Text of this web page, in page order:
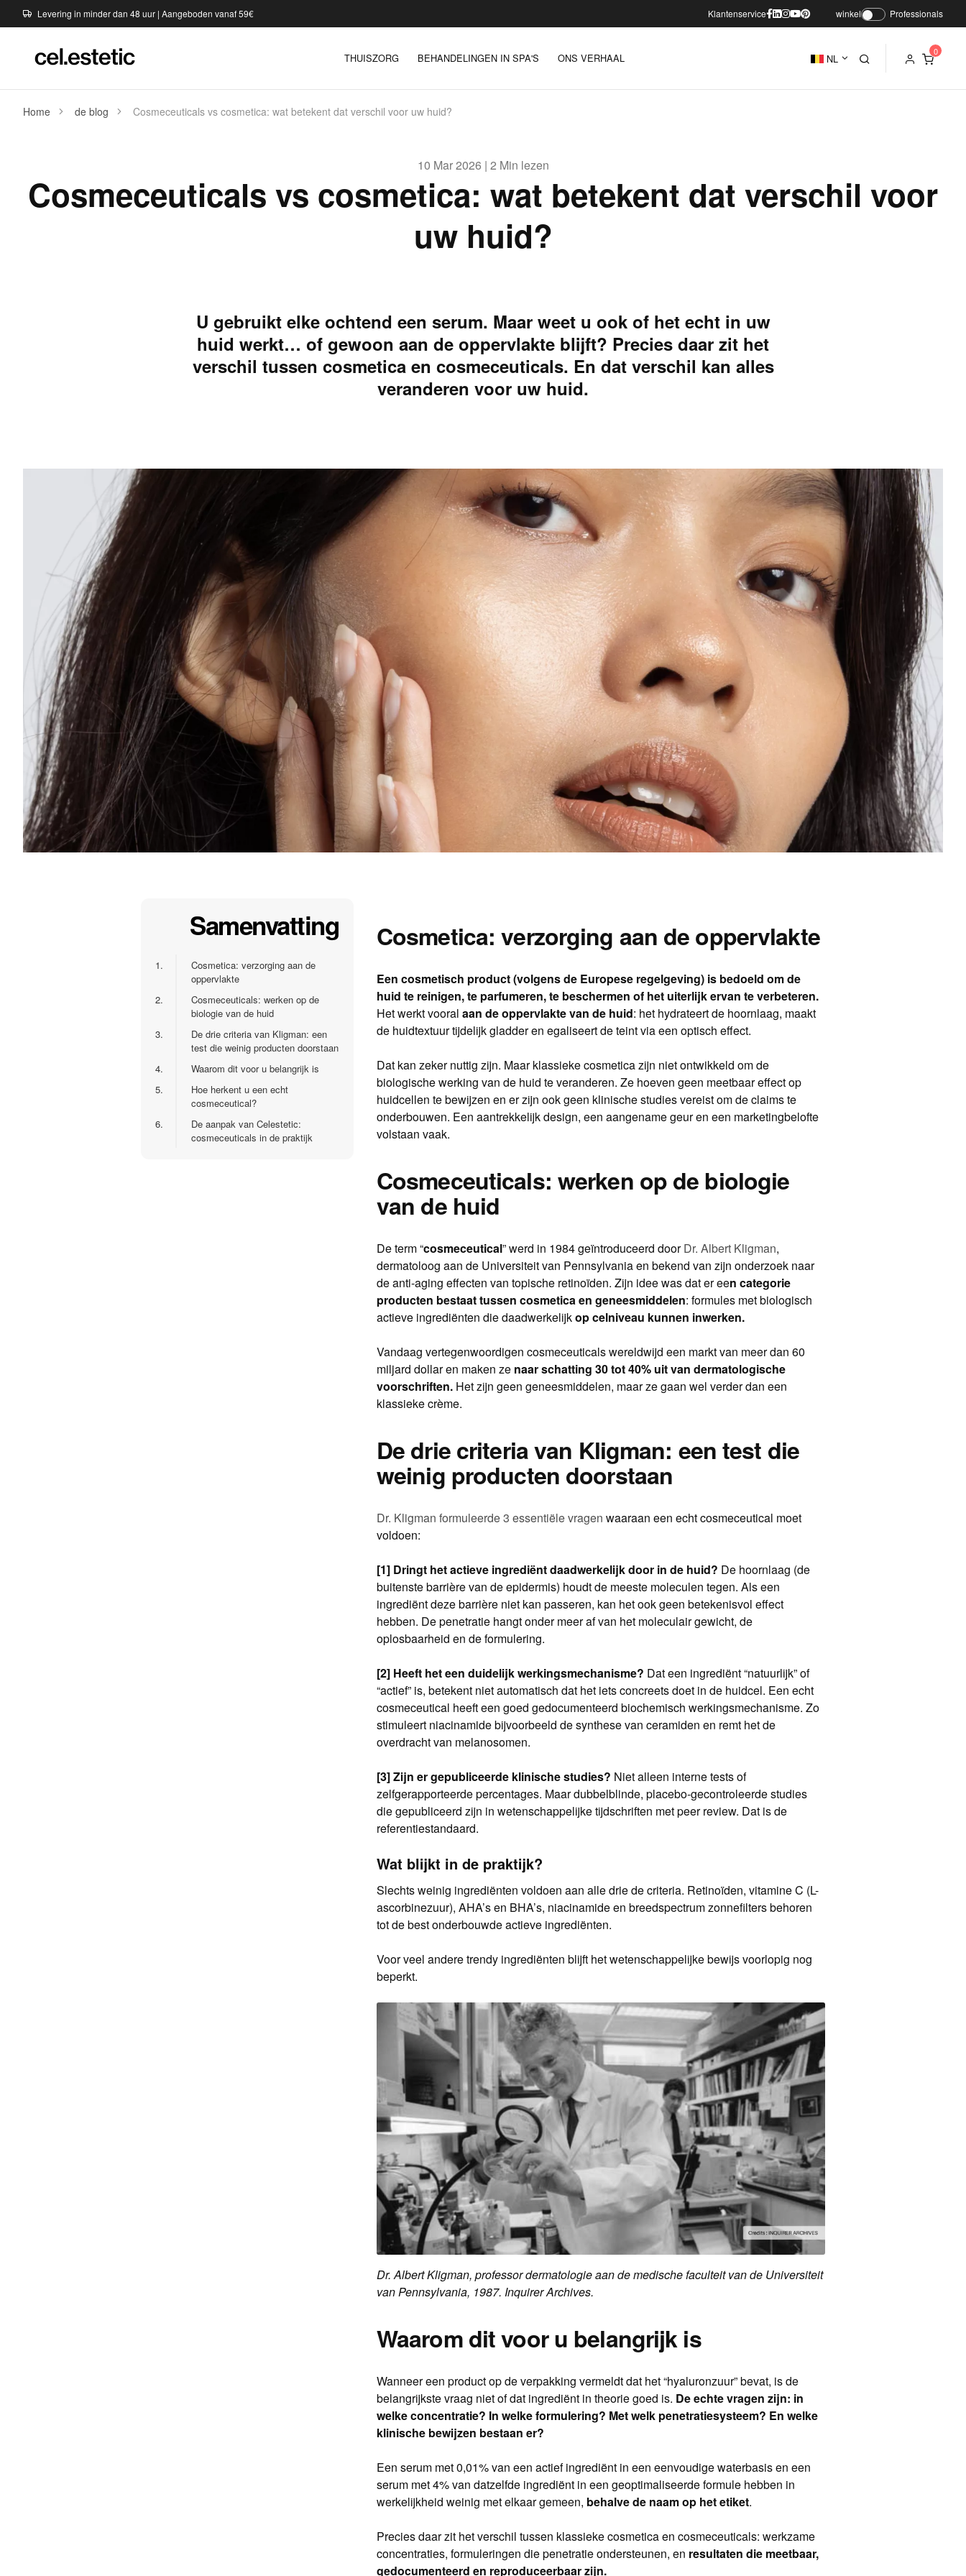
Levering in minder dan 48 uur | Aangeboden vanaf 59€ Klantenservice winkel Professionals
THUISZORG BEHANDELINGEN IN SPA'S ONS VERHAAL NL
Home de blog Cosmeceuticals vs cosmetica: wat betekent dat verschil voor uw huid?
10 Mar 2026 | 2 Min lezen
Cosmeceuticals vs cosmetica: wat betekent dat verschil voor
uw huid?
U gebruikt elke ochtend een serum. Maar weet u ook of het echt in uw
huid werkt… of gewoon aan de oppervlakte blijft? Precies daar zit het
verschil tussen cosmetica en cosmeceuticals. En dat verschil kan alles
veranderen voor uw huid.
Samenvatting
1.
Cosmetica: verzorging aan de
oppervlakte
2.
Cosmeceuticals: werken op de
biologie van de huid
3.
De drie criteria van Kligman: een
test die weinig producten doorstaan
4.
Waarom dit voor u belangrijk is
5.
Hoe herkent u een echt
cosmeceutical?
6.
De aanpak van Celestetic:
cosmeceuticals in de praktijk
Cosmetica: verzorging aan de oppervlakte
Een cosmetisch product (volgens de Europese regelgeving) is bedoeld om de
huid te reinigen, te parfumeren, te beschermen of het uiterlijk ervan te verbeteren.
Het werkt vooral aan de oppervlakte van de huid: het hydrateert de hoornlaag, maakt
de huidtextuur tijdelijk gladder en egaliseert de teint via een optisch effect.
Dat kan zeker nuttig zijn. Maar klassieke cosmetica zijn niet ontwikkeld om de
biologische werking van de huid te veranderen. Ze hoeven geen meetbaar effect op
huidcellen te bewijzen en er zijn ook geen klinische studies vereist om de claims te
onderbouwen. Een aantrekkelijk design, een aangename geur en een marketingbelofte
volstaan vaak.
Cosmeceuticals: werken op de biologie
van de huid
De term “cosmeceutical” werd in 1984 geïntroduceerd doorDr. Albert Kligman,
dermatoloog aan de Universiteit van Pennsylvania en bekend van zijn onderzoek naar
de anti-aging effecten van topische retinoïden. Zijn idee was dat er een categorie
producten bestaat tussen cosmetica en geneesmiddelen: formules met biologisch
actieve ingrediënten die daadwerkelijkop celniveau kunnen inwerken.
Vandaag vertegenwoordigen cosmeceuticals wereldwijd een markt van meer dan 60
miljard dollar en maken ze naar schatting 30 tot 40% uit van dermatologische
voorschriften. Het zijn geen geneesmiddelen, maar ze gaan wel verder dan een
klassieke crème.
De drie criteria van Kligman: een test die
weinig producten doorstaan
Dr. Kligman formuleerde 3 essentiële vragen waaraan een echt cosmeceutical moet
voldoen:
[1] Dringt het actieve ingrediënt daadwerkelijk door in de huid? De hoornlaag (de
buitenste barrière van de epidermis) houdt de meeste moleculen tegen. Als een
ingrediënt deze barrière niet kan passeren, kan het ook geen betekenisvol effect
hebben. De penetratie hangt onder meer af van het moleculair gewicht, de
oplosbaarheid en de formulering.
[2] Heeft het een duidelijk werkingsmechanisme? Dat een ingrediënt “natuurlijk” of
“actief” is, betekent niet automatisch dat het iets concreets doet in de huidcel. Een echt
cosmeceutical heeft een goed gedocumenteerd biochemisch werkingsmechanisme. Zo
stimuleert niacinamide bijvoorbeeld de synthese van ceramiden en remt het de
overdracht van melanosomen.
[3] Zijn er gepubliceerde klinische studies? Niet alleen interne tests of
zelfgerapporteerde percentages. Maar dubbelblinde, placebo-gecontroleerde studies
die gepubliceerd zijn in wetenschappelijke tijdschriften met peer review. Dat is de
referentiestandaard.
Wat blijkt in de praktijk?
Slechts weinig ingrediënten voldoen aan alle drie de criteria. Retinoïden, vitamine C (L-
ascorbinezuur), AHA’s en BHA’s, niacinamide en breedspectrum zonnefilters behoren
tot de best onderbouwde actieve ingrediënten.
Voor veel andere trendy ingrediënten blijft het wetenschappelijke bewijs voorlopig nog
beperkt.
Dr. Albert Kligman, professor dermatologie aan de medische faculteit van de Universiteit
van Pennsylvania, 1987. Inquirer Archives.
Waarom dit voor u belangrijk is
Wanneer een product op de verpakking vermeldt dat het “hyaluronzuur” bevat, is de
belangrijkste vraag niet of dat ingrediënt in theorie goed is. De echte vragen zijn: in
welke concentratie? In welke formulering? Met welk penetratiesysteem? En welke
klinische bewijzen bestaan er?
Een serum met 0,01% van een actief ingrediënt in een eenvoudige waterbasis en een
serum met 4% van datzelfde ingrediënt in een geoptimaliseerde formule hebben in
werkelijkheid weinig met elkaar gemeen, behalve de naam op het etiket.
Precies daar zit het verschil tussen klassieke cosmetica en cosmeceuticals: werkzame
concentraties, formuleringen die penetratie ondersteunen, en resultaten die meetbaar,
gedocumenteerd en reproduceerbaar zijn.